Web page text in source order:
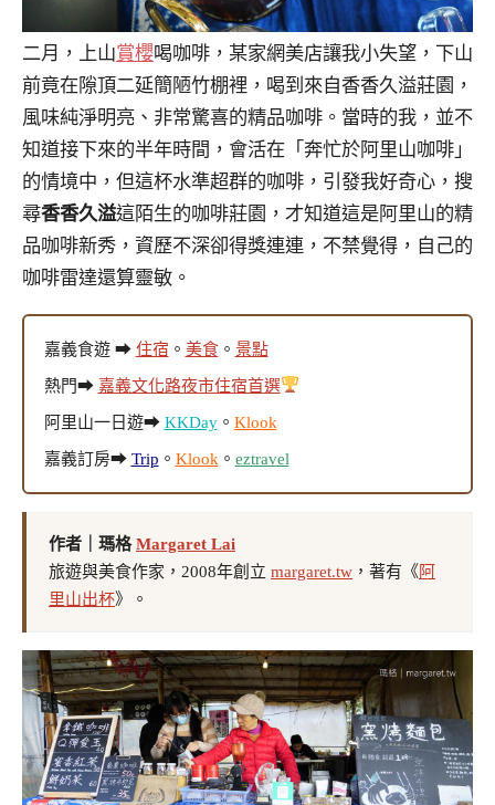
二月，上山賞櫻喝咖啡，某家網美店讓我小失望，下山
前竟在隙頂二延簡陋竹棚裡，喝到來自香香久溢莊園，
風味純淨明亮、非常驚喜的精品咖啡。當時的我，並不
知道接下來的半年時間，會活在「奔忙於阿里山咖啡」
的情境中，但這杯水準超群的咖啡，引發我好奇心，搜
尋香香久溢這陌生的咖啡莊園，才知道這是阿里山的精
品咖啡新秀，資歷不深卻得獎連連，不禁覺得，自己的
咖啡雷達還算靈敏。
嘉義食遊 ➡ 住宿 。 美食。 景點
熱門➡ 嘉義文化路夜市住宿首選
阿里山一日遊➡ KKDay。 Klook
嘉義訂房➡ Trip 。 Klook 。 eztravel
作者｜瑪格Margaret Lai
旅遊與美食作家，2008年創立 margaret.tw ，著有《阿
里山出杯》。